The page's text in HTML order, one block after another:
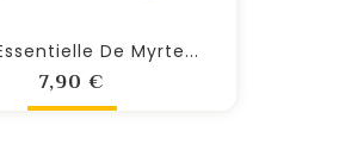
De Myrte...
7,90 €